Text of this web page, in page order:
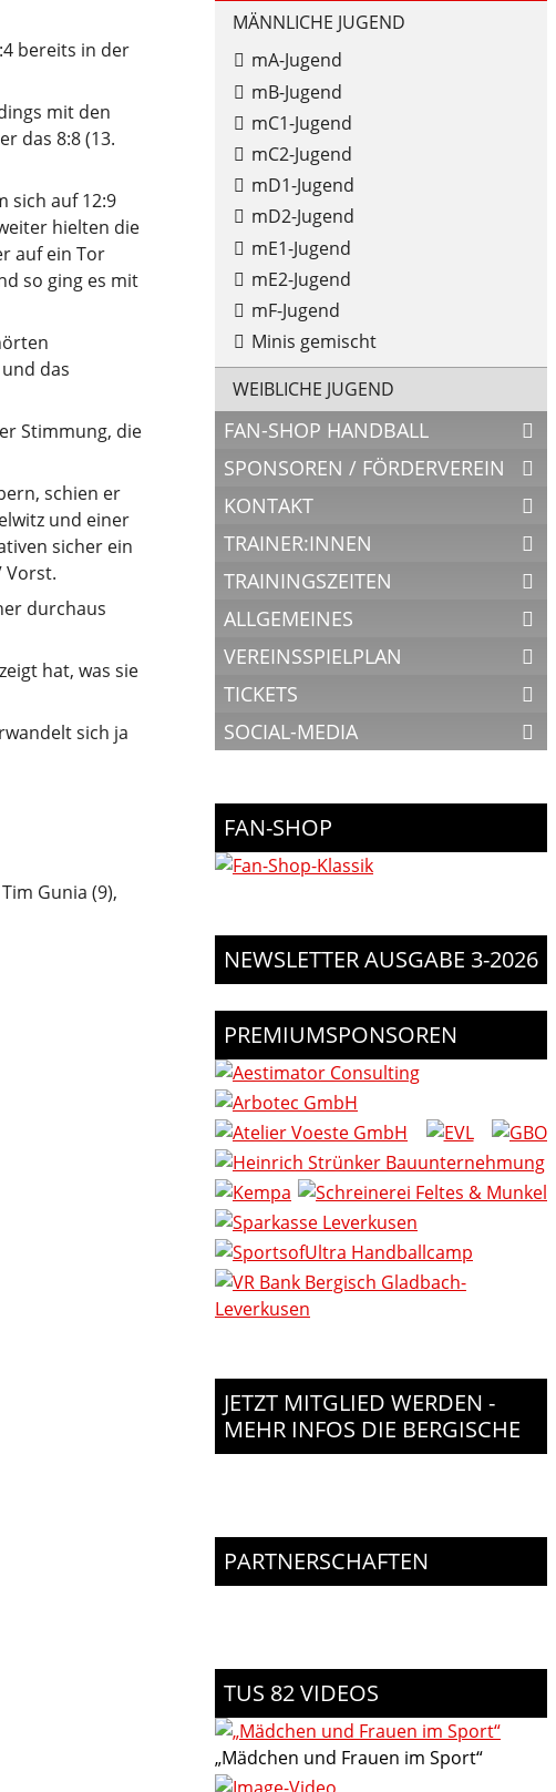
bereits in der
mit den
das 8:8 (13.
sich auf 12:9
hielten die
auf ein Tor
so ging es mit
das
Stimmung, die
schien er
und einer
sicher ein
Vorst.
durchaus
hat, was sie
sich ja
Gunia (9),
MÄNNLICHE JUGEND
mA-Jugend
mB-Jugend
mC1-Jugend
mC2-Jugend
mD1-Jugend
mD2-Jugend
mE1-Jugend
mE2-Jugend
mF-Jugend
Minis gemischt
WEIBLICHE JUGEND
FAN-SHOP HANDBALL
SPONSOREN / FÖRDERVEREIN
KONTAKT
TRAINER:INNEN
TRAININGSZEITEN
ALLGEMEINES
VEREINSSPIELPLAN
TICKETS
SOCIAL-MEDIA
FAN-SHOP
NEWSLETTER AUSGABE 3-2026
PREMIUMSPONSOREN
JETZT MITGLIED WERDEN -
MEHR INFOS DIE BERGISCHE
PARTNERSCHAFTEN
TUS 82 VIDEOS
„Mädchen und Frauen im Sport“